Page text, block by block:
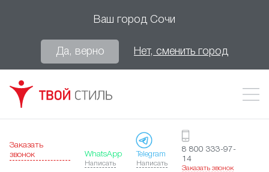
Ваш город Сочи
Да, верно Нет, сменить город
Заказать
звонок
WhatsApp
Написать
Telegram
Написать
8 800 333-97-
14
Заказать звонок